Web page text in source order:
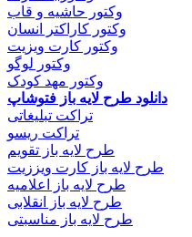
وکتور حاشیه و قاب
وکتور کاراکتر انسان
وکتور کارت ویزیت
وکتور لوگو
وکتور مهد کودک
دانلود طرح لایه باز فتوشاپ
تراکت تبلیغاتی
تراکت ریسو
طرح لایه باز تقویم
طرح لایه باز کارت ویززیت
طرح لایه باز اعلامیه
طرح لایه باز انقلابی
طرح لایه باز مناسبتی